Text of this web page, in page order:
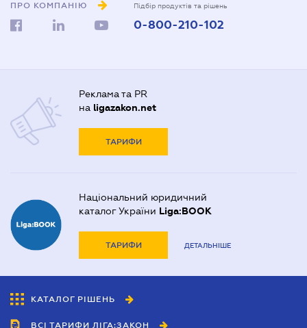
ПРО КОМПАНІЮ Підбір продуктів та рішень
0-800-210-102
Реклама та PR
на ligazakon.net
ТАРИФИ
Національний юридичний
каталог України Liga:BOOK
ТАРИФИ ДЕТАЛЬНІШЕ
КАТАЛОГ РІШЕНЬ
ВСІ ТАРИФИ ЛІГА:ЗАКОН